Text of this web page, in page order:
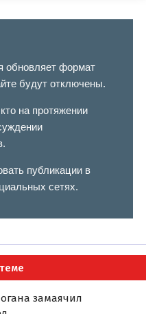
обновляет формат
будут отключены.
на протяжении
публикации в
сетях.
замаячил